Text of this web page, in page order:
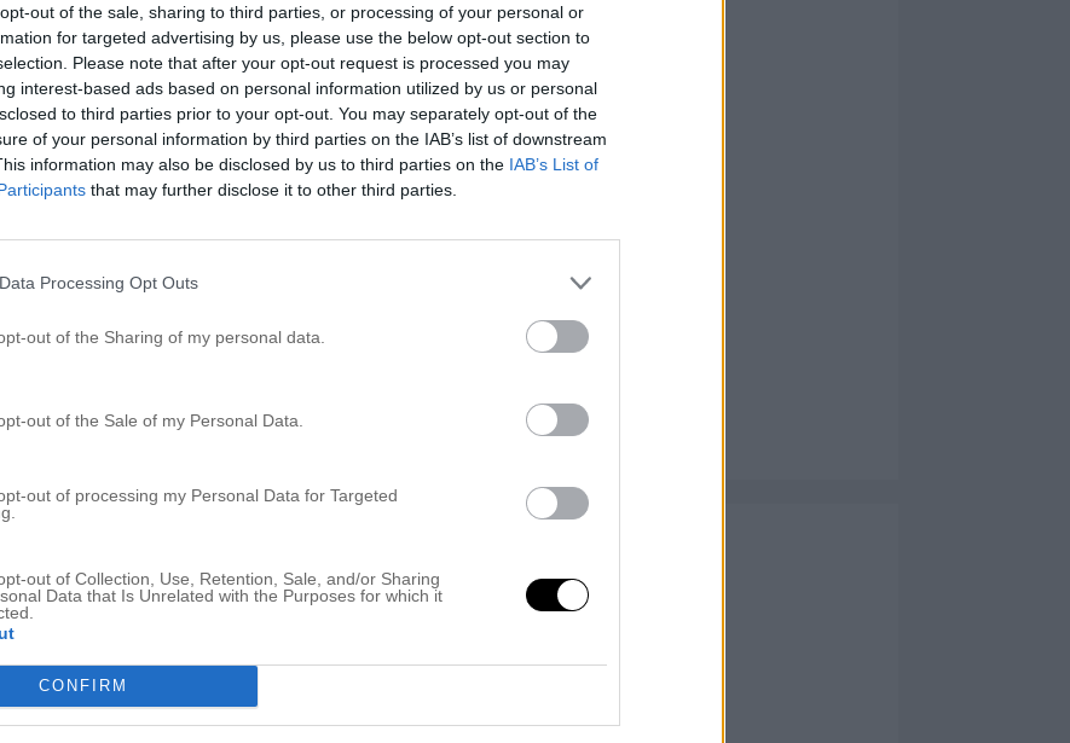
out of the sale, sharing to third parties, or processing of your personal or
for targeted advertising by us, please use the below opt-out section to
Please note that after your opt-out request is processed you may
interest-based ads based on personal information utilized by us or personal
to third parties prior to your opt-out. You may separately opt-out of the
of your personal information by third parties on the IAB’s list of downstream
information may also be disclosed by us to third parties on the IAB’s List of
that may further disclose it to other third parties.
Processing Opt Outs
out of the Sharing of my personal data.
out of the Sale of my Personal Data.
out of processing my Personal Data for Targeted
out of Collection, Use, Retention, Sale, and/or Sharing
Data that Is Unrelated with the Purposes for which it
CONFIRM
innan skolavslutningen. Faktiskt så saknar jag min
med. Understa bilden säger mest, Morris och jag! Åh